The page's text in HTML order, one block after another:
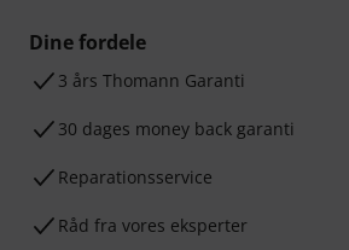
Dine fordele
3 års Thomann Garanti
30 dages money back garanti
Reparationsservice
Råd fra vores eksperter